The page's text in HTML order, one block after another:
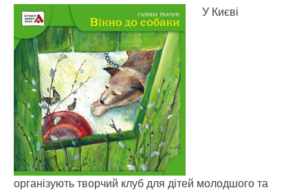
У Києві
організують творчий клуб для дітей молодшого та